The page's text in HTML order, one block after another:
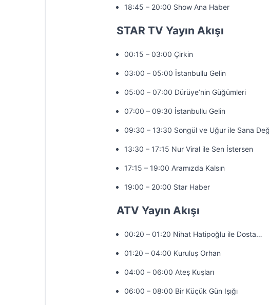
18:45 – 20:00 Show Ana Haber
STAR TV Yayın Akışı
00:15 – 03:00 Çirkin
03:00 – 05:00 İstanbullu Gelin
05:00 – 07:00 Dürüye’nin Güğümleri
07:00 – 09:30 İstanbullu Gelin
09:30 – 13:30 Songül ve Uğur ile Sana
13:30 – 17:15 Nur Viral ile Sen İstersen
17:15 – 19:00 Aramızda Kalsın
19:00 – 20:00 Star Haber
ATV Yayın Akışı
00:20 – 01:20 Nihat Hatipoğlu ile Dosta…
01:20 – 04:00 Kuruluş Orhan
04:00 – 06:00 Ateş Kuşları
06:00 – 08:00 Bir Küçük Gün Işığı